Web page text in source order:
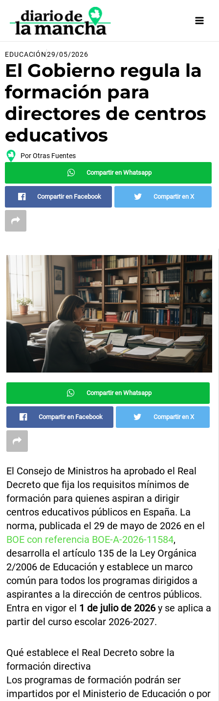
contenido
EDUCACIÓN29/05/2026
El Gobierno regula la
formación para
directores de centros
educativos
PorOtras Fuentes
Compartir en Whatsapp
Compartir en Facebook Compartir en X
Compartir en Whatsapp
Compartir en Facebook Compartir en X
El Consejo de Ministros ha aprobado el Real
Decreto que fija los requisitos mínimos de
formación para quienes aspiran a dirigir
centros educativos públicos en España. La
norma, publicada el 29 de mayo de 2026 en el
BOE con referencia BOE-A-2026-11584,
desarrolla el artículo 135 de la Ley Orgánica
2/2006 de Educación y establece un marco
común para todos los programas dirigidos a
aspirantes a la dirección de centros públicos.
Entra en vigor el 1 de julio de 2026 y se aplica a
partir del curso escolar 2026-2027.
Qué establece el Real Decreto sobre la
formación directiva
Los programas de formación podrán ser
impartidos por el Ministerio de Educación o por